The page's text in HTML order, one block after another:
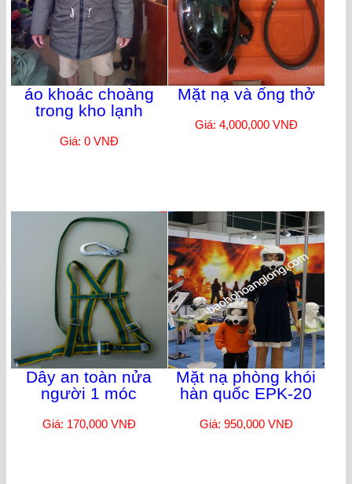
áo khoác choàng
trong kho lạnh
Giá: 0 VNĐ
Mặt nạ và ống thở
Giá: 4,000,000 VNĐ
Dây an toàn nửa
người 1 móc
Giá: 170,000 VNĐ
Mặt nạ phòng khói
hàn quốc EPK-20
Giá: 950,000 VNĐ